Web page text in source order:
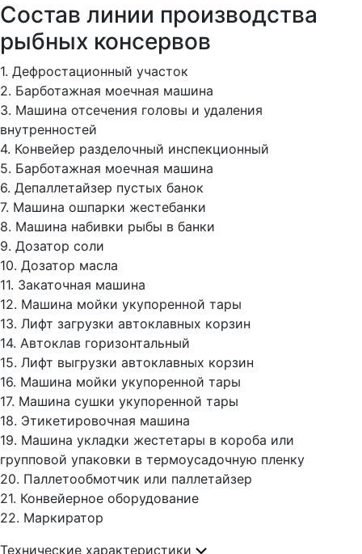
Состав линии производства
рыбных консервов
1. Дефростационный участок
2. Барботажная моечная машина
3. Машина отсечения головы и удаления
внутренностей
4. Конвейер разделочный инспекционный
5. Барботажная моечная машина
6. Депаллетайзер пустых банок
7. Машина ошпарки жестебанки
8. Машина набивки рыбы в банки
9. Дозатор соли
10. Дозатор масла
11. Закаточная машина
12. Машина мойки укупоренной тары
13. Лифт загрузки автоклавных корзин
14. Автоклав горизонтальный
15. Лифт выгрузки автоклавных корзин
16. Машина мойки укупоренной тары
17. Машина сушки укупоренной тары
18. Этикетировочная машина
19. Машина укладки жестетары в короба или
групповой упаковки в термоусадочную пленку
20. Паллетообмотчик или паллетайзер
21. Конвейерное оборудование
22. Маркиратор
Технические характеристики